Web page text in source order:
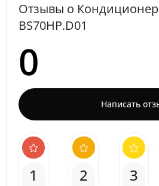
Отзывы о Кондиционер
BS70HP.D01
0
Написать
1 2 3